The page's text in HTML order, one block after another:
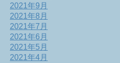
2021年9月
2021年8月
2021年7月
2021年6月
2021年5月
2021年4月